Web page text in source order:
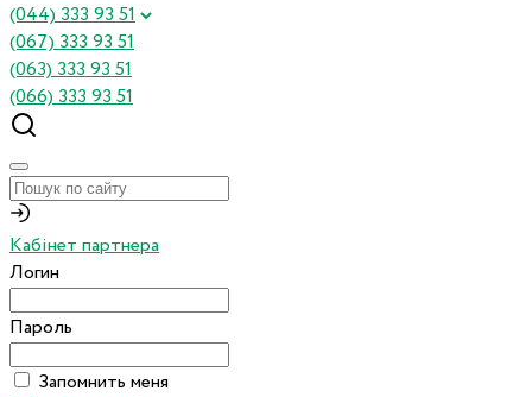
(044) 333 93 51
(067) 333 93 51
(063) 333 93 51
(066) 333 93 51
Кабінет партнера
Логин
Пароль
Запомнить меня